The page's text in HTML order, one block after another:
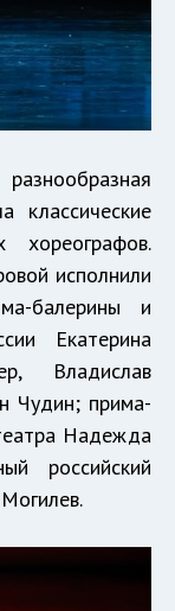
классические
исполнили
балерины и
Екатерина
Владислав
Чудин; прима-
Надежда
российский